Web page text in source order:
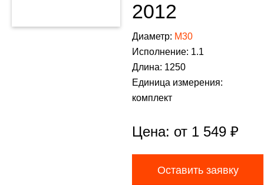
2012
Диаметр: М30
Исполнение: 1.1
Длина: 1250
Единица измерения:
комплект
Цена: от 1 549 ₽
Оставить заявку